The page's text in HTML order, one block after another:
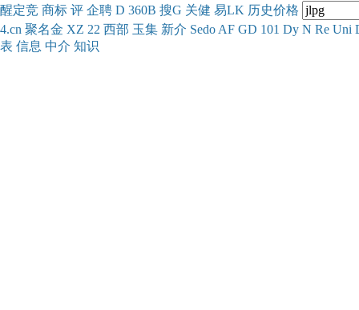
醒定竞 商标 评 企聘 D 360B 搜G 关健 易LK 历史价格
4.cn 聚名金 XZ 22 西部 玉集 新介 Sedo AF GD 101 Dy N Re Uni
表 信息 中介 知识